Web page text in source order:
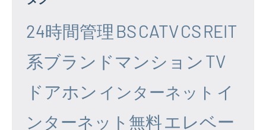
24時間管理 BSCATVCSREIT
系ブランドマンション TV
ドアホン インターネット イ
ンターネット無料エレベー